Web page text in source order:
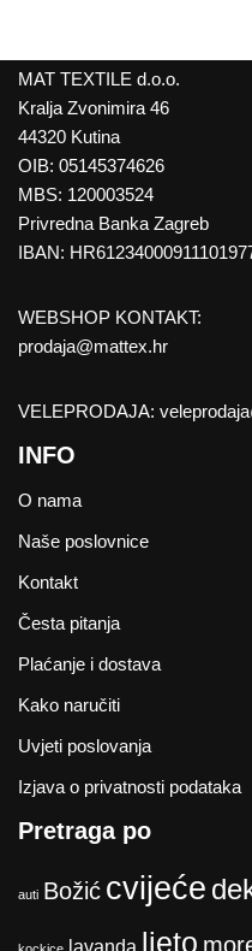
MAT TEXTILE d.o.o.
Kralja Zvonimira 46
44320 Kutina
OIB: 05145374626
MBS: 120003524
Privredna Banka Zagreb
IBAN:
WEBSHOP KONTAKT:
prodaja@mattex.hr
VELEPRODAJA:
INFO
O nama
Naše poslovnice
Kontakt
Česta pitanja
Plaćanje i dostava
Kako naručiti
Uvjeti poslovanja
Izjava o privatnosti podataka
Pretraga po
auti Božić cvijeće
lavanda ljeto